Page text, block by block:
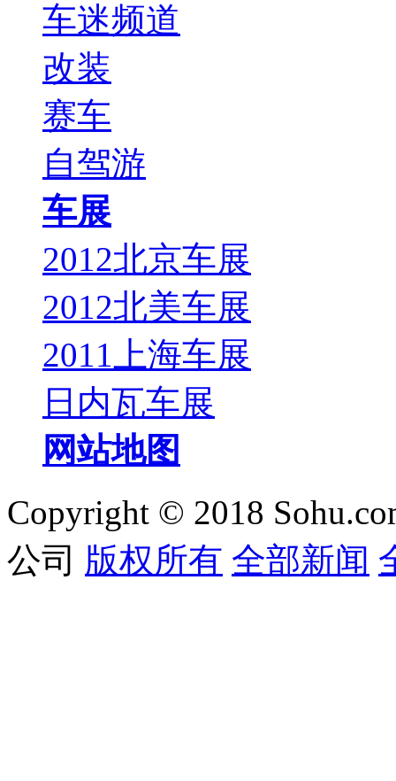
车迷频道
改装
赛车
自驾游
车展
2012北京车展
2012北美车展
2011上海车展
日内瓦车展
网站地图
Copyright © 2018
公司 版权所有 全部新闻